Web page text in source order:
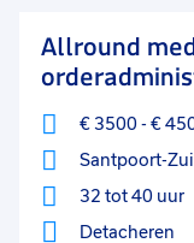
Allround
€ 3500- €
Santpoort-
32 tot 40 uur
Detacheren